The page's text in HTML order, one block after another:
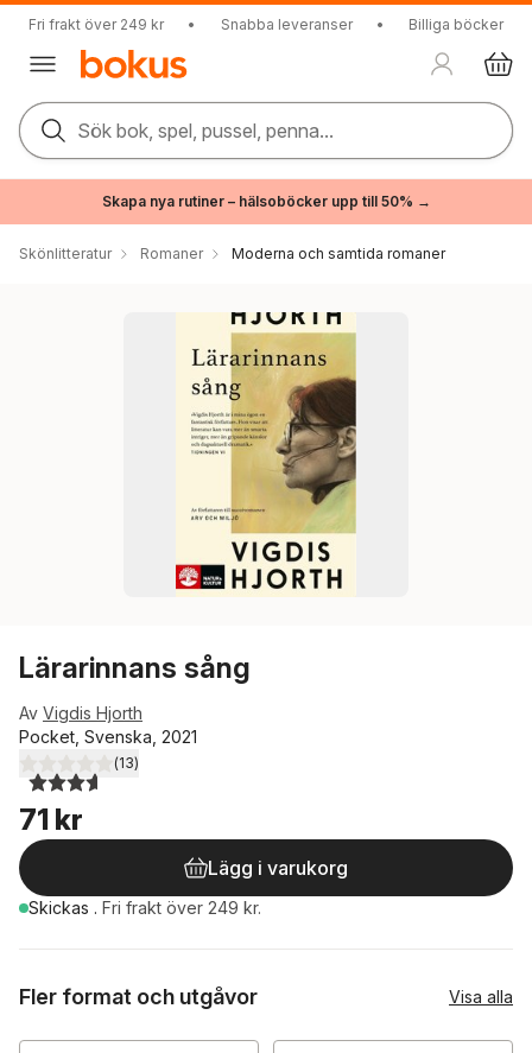
Fri frakt över 249 kr • Snabba leveranser • Billiga böcker
Sök bok, spel, pussel, penna...
Skapa nya rutiner – hälsoböcker upp till 50% →
Skönlitteratur Romaner Moderna och samtida romaner
Lärarinnans sång
Av Vigdis Hjorth
Pocket, Svenska, 2021
3,6utav 5 stjärnor. Totalt antal röster:
(13)
71 kr
Lägg i varukorg
Skickas . Fri frakt över 249 kr.
Fler format och utgåvor Visa alla